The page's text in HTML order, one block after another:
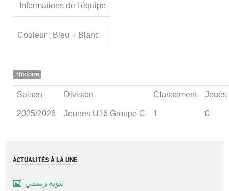
Informations de l'équipe
Couleur : Bleu + Blanc
Histoire
Saison Division Classement Joués
2025/2026 Jeunes U16 Groupe C 1 0
ACTUALITÉS À LA UNE
تنويه رسمي